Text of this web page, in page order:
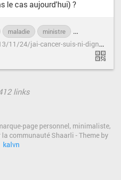
le cas aujourd'hui) ?
maladie ministre
h
ttp://www.rue89.com/2013/11/24/jai-cancer-suis-ni-digne-ni-courageuse-247804
links
page personnel, minimaliste,
communauté Shaarli - Theme by
kalvn